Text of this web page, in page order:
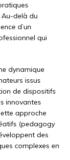
Au-delà du
d’un
qui
dynamique
issus
de dispositifs
innovantes
approche
(pedagogy
des
complexes en